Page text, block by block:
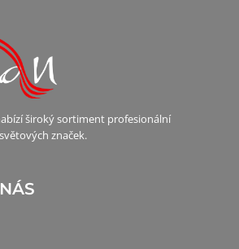
široký sortiment profesionální
značek.